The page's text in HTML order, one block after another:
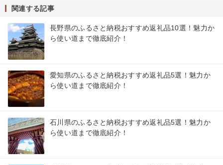
関連する記事
長野県のふるさと納税おすすめ返礼品10選！魅力か
ら使い道まで徹底紹介！
愛知県のふるさと納税おすすめ返礼品5選！魅力か
ら使い道まで徹底紹介！
石川県のふるさと納税おすすめ返礼品5選！魅力か
ら使い道まで徹底紹介！